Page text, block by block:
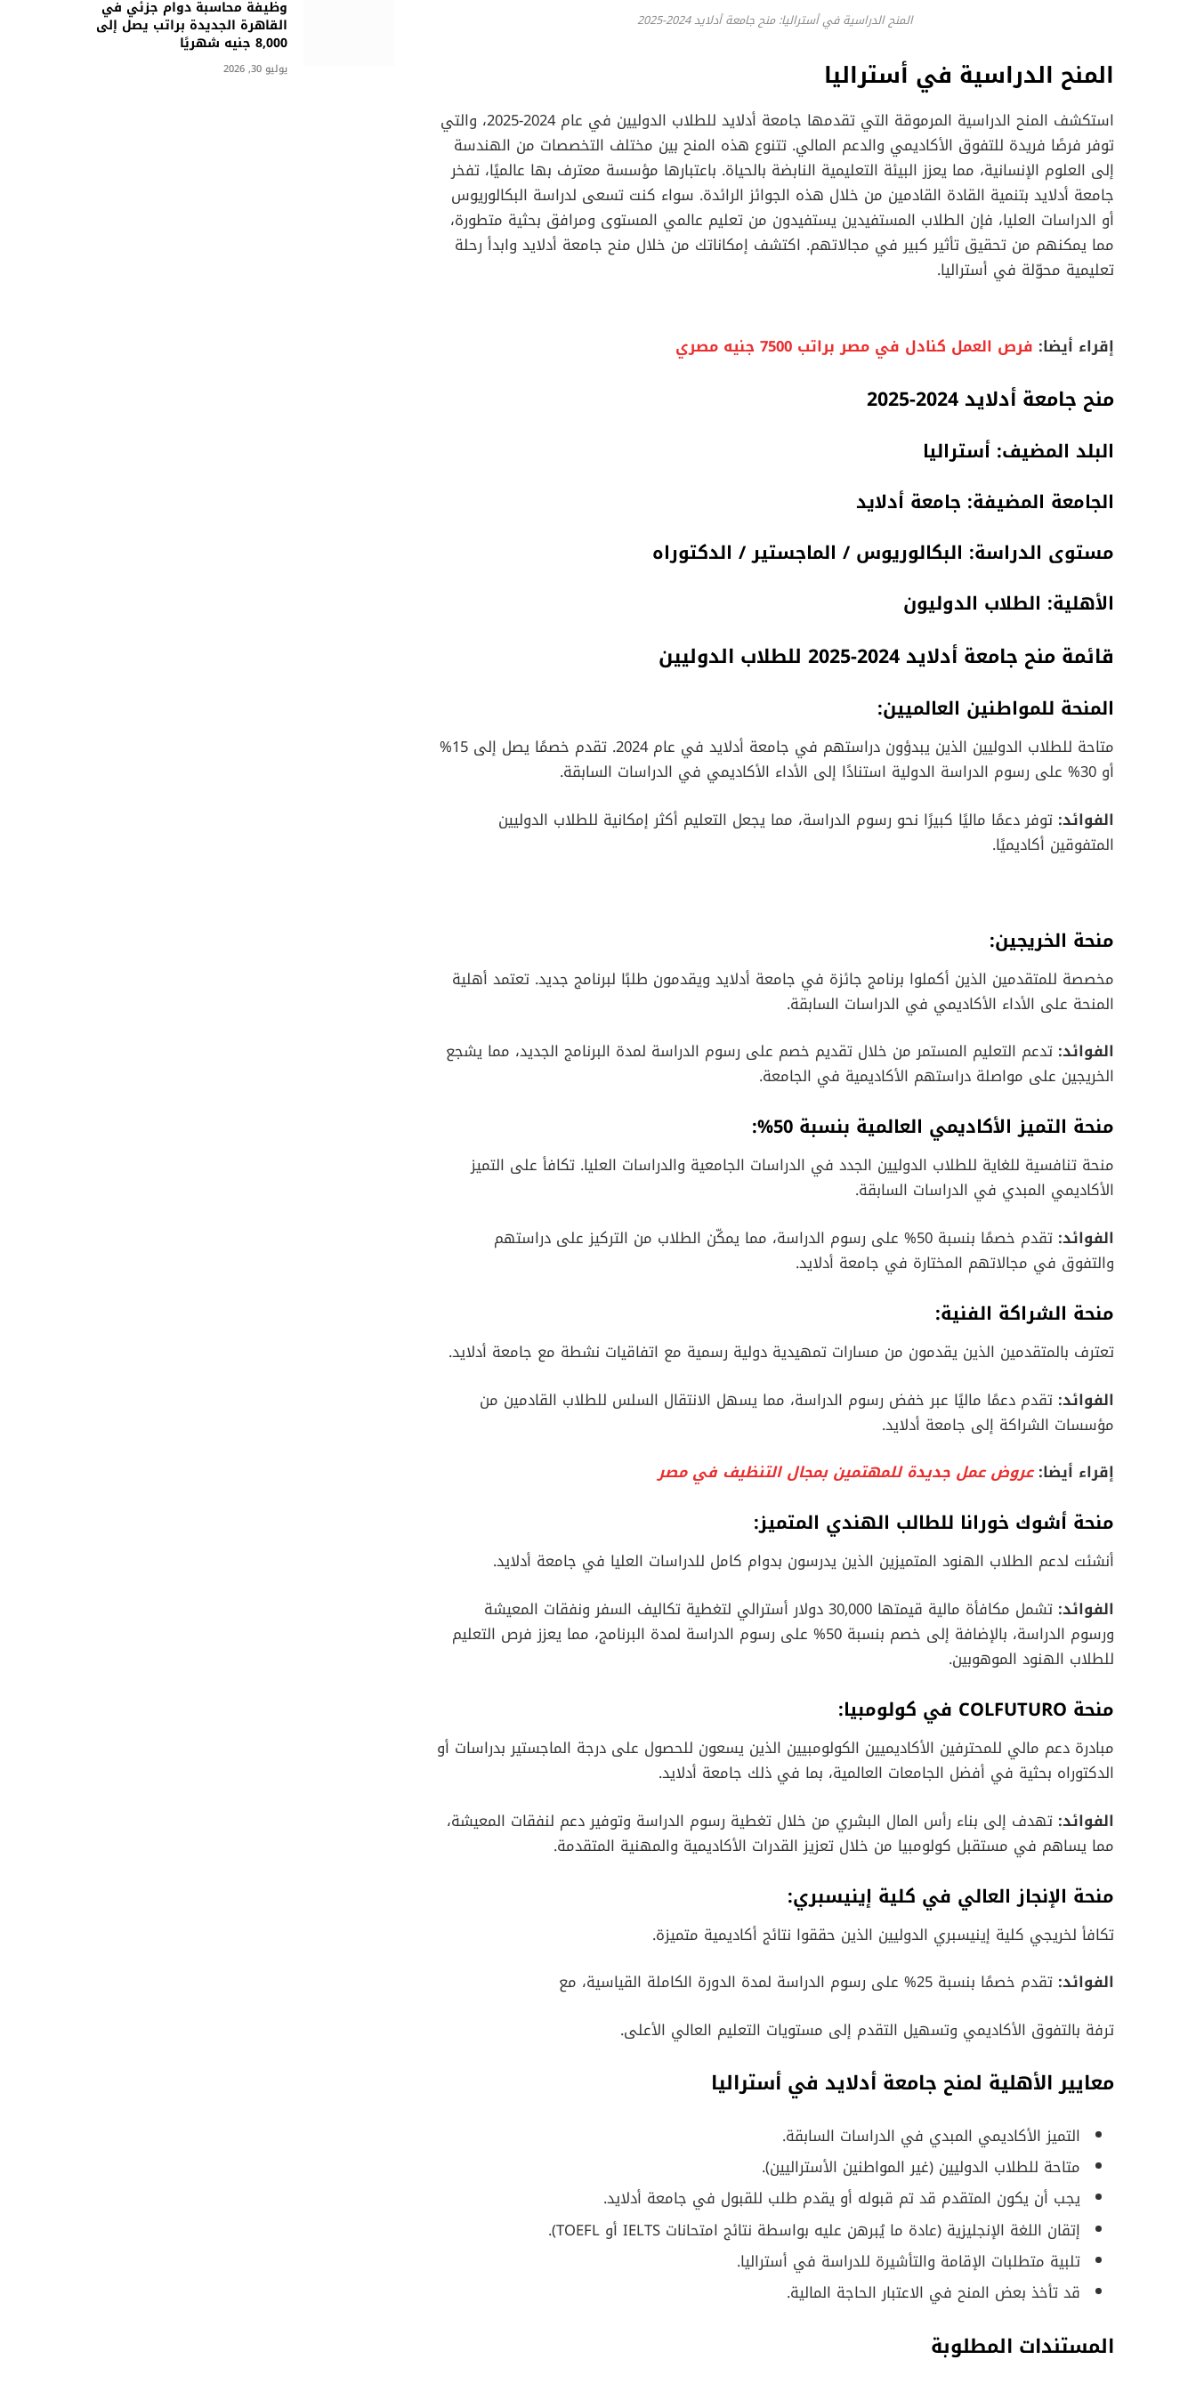
المنح الدراسية في أستراليا: منح جامعة أدلايد 2024-2025
المنح الدراسية في أستراليا
استكشف المنح الدراسية المرموقة التي تقدمها جامعة أدلايد للطلاب الدوليين في عام 2024-2025، والتي
توفر فرصًا فريدة للتفوق الأكاديمي والدعم المالي. تتنوع هذه المنح بين مختلف التخصصات من الهندسة
إلى العلوم الإنسانية، مما يعزز البيئة التعليمية النابضة بالحياة. باعتبارها مؤسسة معترف بها عالميًا، تفخر
جامعة أدلايد بتنمية القادة القادمين من خلال هذه الجوائز الرائدة. سواء كنت تسعى لدراسة البكالوريوس
أو الدراسات العليا، فإن الطلاب المستفيدين يستفيدون من تعليم عالمي المستوى ومرافق بحثية متطورة،
مما يمكنهم من تحقيق تأثير كبير في مجالاتهم. اكتشف إمكاناتك من خلال منح جامعة أدلايد وابدأ رحلة
تعليمية محوّلة في أستراليا.
إقراء أيضا: فرص العمل كنادل في مصر براتب 7500 جنيه مصري
منح جامعة أدلايد 2024-2025
البلد المضيف: أستراليا
الجامعة المضيفة: جامعة أدلايد
مستوى الدراسة: البكالوريوس / الماجستير / الدكتوراه
الأهلية: الطلاب الدوليون
قائمة منح جامعة أدلايد 2024-2025 للطلاب الدوليين
المنحة للمواطنين العالميين:
متاحة للطلاب الدوليين الذين يبدؤون دراستهم في جامعة أدلايد في عام 2024. تقدم خصمًا يصل إلى 15%
أو 30% على رسوم الدراسة الدولية استنادًا إلى الأداء الأكاديمي في الدراسات السابقة.
الفوائد: توفر دعمًا ماليًا كبيرًا نحو رسوم الدراسة، مما يجعل التعليم أكثر إمكانية للطلاب الدوليين
المتفوقين أكاديميًا.
منحة الخريجين:
مخصصة للمتقدمين الذين أكملوا برنامج جائزة في جامعة أدلايد ويقدمون طلبًا لبرنامج جديد. تعتمد أهلية
المنحة على الأداء الأكاديمي في الدراسات السابقة.
الفوائد: تدعم التعليم المستمر من خلال تقديم خصم على رسوم الدراسة لمدة البرنامج الجديد، مما يشجع
الخريجين على مواصلة دراستهم الأكاديمية في الجامعة.
منحة التميز الأكاديمي العالمية بنسبة 50%:
منحة تنافسية للغاية للطلاب الدوليين الجدد في الدراسات الجامعية والدراسات العليا. تكافأ على التميز
الأكاديمي المبدي في الدراسات السابقة.
الفوائد:
تقدم خصمًا بنسبة 50% على رسوم الدراسة، مما يمكّن الطلاب من التركيز على دراستهم
والتفوق في مجالاتهم المختارة في جامعة أدلايد.
منحة الشراكة الفنية:
تعترف بالمتقدمين الذين يقدمون من مسارات تمهيدية دولية رسمية مع اتفاقيات نشطة مع جامعة أدلايد.
الفوائد: تقدم دعمًا ماليًا عبر خفض رسوم الدراسة، مما يسهل الانتقال السلس للطلاب القادمين من
مؤسسات الشراكة إلى جامعة أدلايد.
إقراء أيضا:عروض عمل جديدة للمهتمين بمجال التنظيف في مصر
منحة أشوك خورانا للطالب الهندي المتميز:
أنشئت لدعم الطلاب الهنود المتميزين الذين يدرسون بدوام كامل للدراسات العليا في جامعة أدلايد.
الفوائد:
تشمل مكافأة مالية قيمتها 30,000 دولار أسترالي لتغطية تكاليف السفر ونفقات المعيشة
ورسوم الدراسة، بالإضافة إلى خصم بنسبة 50% على رسوم الدراسة لمدة البرنامج، مما يعزز فرص التعليم
للطلاب الهنود الموهوبين.
منحة COLFUTURO في كولومبيا:
مبادرة دعم مالي للمحترفين الأكاديميين الكولومبيين الذين يسعون للحصول على درجة الماجستير بدراسات أو
الدكتوراه بحثية في أفضل الجامعات العالمية، بما في ذلك جامعة أدلايد.
الفوائد: تهدف إلى بناء رأس المال البشري من خلال تغطية رسوم الدراسة وتوفير دعم لنفقات المعيشة،
مما يساهم في مستقبل كولومبيا من خلال تعزيز القدرات الأكاديمية والمهنية المتقدمة.
منحة الإنجاز العالي في كلية إينيسبري:
تكافأ لخريجي كلية إينيسبري الدوليين الذين حققوا نتائج أكاديمية متميزة.
الفوائد: تقدم خصمًا بنسبة 25% على رسوم الدراسة لمدة الدورة الكاملة القياسية، مع
ترفة بالتفوق الأكاديمي وتسهيل التقدم إلى مستويات التعليم العالي الأعلى.
معايير الأهلية لمنح جامعة أدلايد في أستراليا
التميز الأكاديمي المبدي في الدراسات السابقة.
متاحة للطلاب الدوليين (غير المواطنين الأستراليين).
يجب أن يكون المتقدم قد تم قبوله أو يقدم طلب للقبول في جامعة أدلايد.
إتقان اللغة الإنجليزية (عادة ما يُبرهن عليه بواسطة نتائج امتحانات IELTS أو TOEFL).
تلبية متطلبات الإقامة والتأشيرة للدراسة في أستراليا.
قد تأخذ بعض المنح في الاعتبار الحاجة المالية.
المستندات المطلوبة
وظيفة محاسبة دوام جزئي في
القاهرة الجديدة براتب يصل إلى
8,000 جنيه شهريًا
يوليو 30, 2026